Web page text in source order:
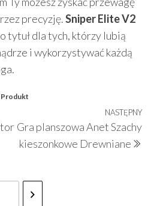
precyzję.Sniper Elite V2
tytuł dla tych, którzy lubią
i wykorzystywać każdą
Produkt
NASTĘPNY
Gra planszowa Anet Szachy
kieszonkowe Drewniane